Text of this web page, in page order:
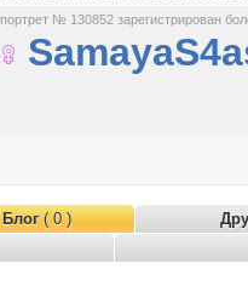
портрет № 130852 зарегистрирован
Блог( 0 )